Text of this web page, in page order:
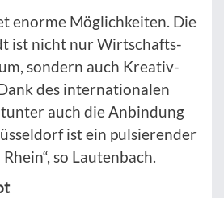
enorme Möglichkeiten. Die
ist nicht nur Wirtschafts-
sondern auch Kreativ-
des internationalen
auch die Anbindung
ist ein pulsierender
so Lautenbach.